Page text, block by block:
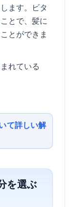
ます。ビタ
とで、髪に
とができま
れている
て詳しい解
を選ぶ